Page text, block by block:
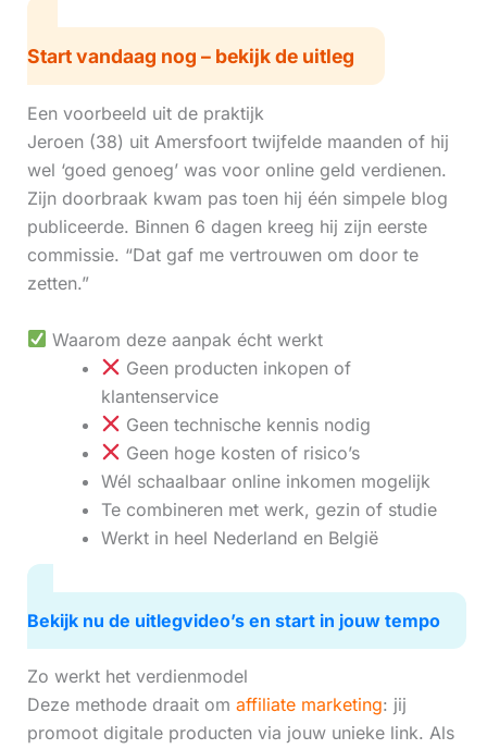
Start vandaag nog – bekijk de uitleg
Een voorbeeld uit de praktijk
Jeroen (38) uit Amersfoort twijfelde maanden of hij
wel ‘goed genoeg’ was voor online geld verdienen.
Zijn doorbraak kwam pas toen hij één simpele blog
publiceerde. Binnen 6 dagen kreeg hij zijn eerste
commissie. “Dat gaf me vertrouwen om door te
zetten.”
Waarom deze aanpak écht werkt
Geen producten inkopen of
klantenservice
Geen technische kennis nodig
Geen hoge kosten of risico’s
Wél schaalbaar online inkomen mogelijk
Te combineren met werk, gezin of studie
Werkt in heel Nederland en België
Bekijk nu de uitlegvideo’s en start in jouw tempo
Zo werkt het verdienmodel
Deze methode draait om affiliate marketing: jij
promoot digitale producten via jouw unieke link. Als